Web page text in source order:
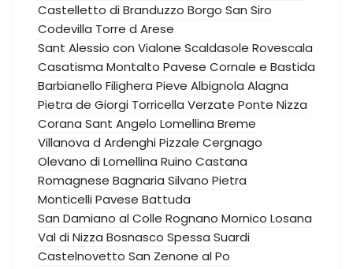
Castelletto di Branduzzo Borgo San Siro
Codevilla Torre d Arese
Sant Alessio con Vialone Scaldasole Rovescala
Casatisma Montalto Pavese Cornale e Bastida
Barbianello Filighera Pieve Albignola Alagna
Pietra de Giorgi Torricella Verzate Ponte Nizza
Corana Sant Angelo Lomellina Breme
Villanova d ArdenghiPizzale Cergnago
Olevano di Lomellina Ruino Castana
Romagnese Bagnaria Silvano Pietra
Monticelli Pavese Battuda
San Damiano al Colle Rognano Mornico Losana
Val di Nizza Bosnasco Spessa Suardi
Castelnovetto San Zenone al Po